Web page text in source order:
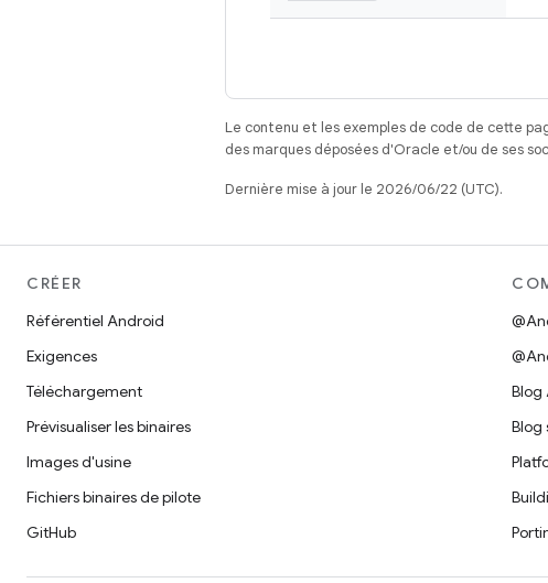
Le contenu et les exemples de code de cette
des marques déposées d'Oracle et/ou de ses
Dernière mise à jour le 2026/06/22 (UTC).
CRÉER
Référentiel Android
Exigences
Téléchargement
Prévisualiser les binaires
Images d'usine
Fichiers binaires de pilote
GitHub
Blog
Blog